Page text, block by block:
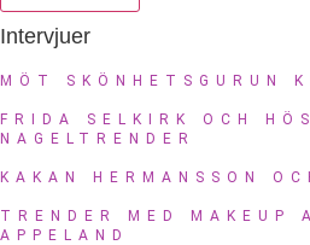
Intervjuer
MÖT SKÖNHETSGURUN
FRIDA SELKIRK OCH
NAGELTRENDER
KAKAN HERMANSSON
TRENDER MED MAKEUP
APPELAND